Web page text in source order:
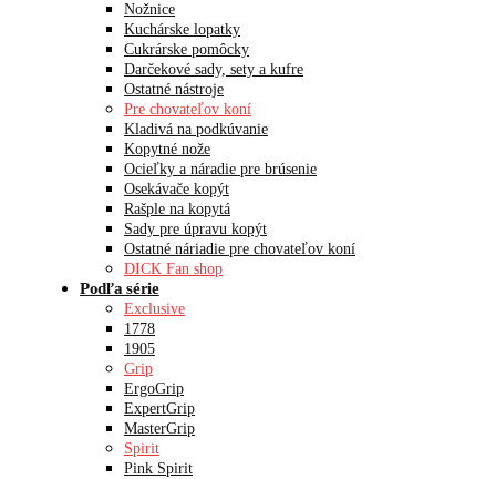
Nožnice
Kuchárske lopatky
Cukrárske pomôcky
Darčekové sady, sety a kufre
Ostatné nástroje
Pre chovateľov koní
Kladivá na podkúvanie
Kopytné nože
Ocieľky a náradie pre brúsenie
Osekávače kopýt
Rašple na kopytá
Sady pre úpravu kopýt
Ostatné náriadie pre chovateľov koní
DICK Fan shop
Podľa série
Exclusive
1778
1905
Grip
ErgoGrip
ExpertGrip
MasterGrip
Spirit
Pink Spirit